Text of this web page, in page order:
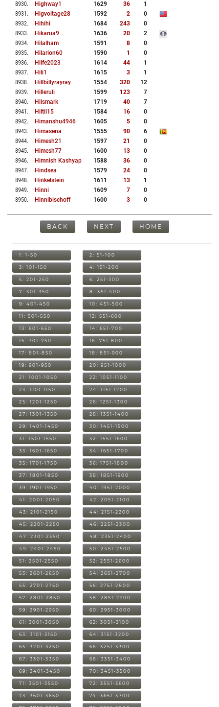
8930. Highway1 1629 36
1
8931 . Higvoltage28 1592 2
0
8932. Hihihi 1684 243
0
8933. Hikarua9 1636 20
2
8934. Hilalham 1591 8
0
8935. Hilarion60 1590 1
0
8936. Hilfe2023 1614 44
1
8937. Hili1 1615 3
1
8938. Hillbillyrayray 1554 320
12
8939. Hilleruli 1599 123
7
8940. Hilsmark 1719 40
7
8941 . Hiltil15 1584 16
0
8942. Himanshu4946 1605 5
0
8943. Himasena 1555 90
6
8944. Himesh21 1597 21
0
8945. Himesh77 1600 13
0
8946. Himnish Kashyap 1588 36
0
8947. Hindsea 1579 24
0
8948. Hinkelstein 1611 13
1
8949. Hinni 1609 7
0
8950. Hinnibischoff 1600 3 0
BACK NEXT HOME
1: 1-50 2: 51-100
3: 101-150 4: 151-200
5: 201-250 6: 251-300
7: 301-350 8: 351-400
9: 401-450 10: 451-500
11: 501-550 12: 551-600
13: 601-650 14: 651-700
15: 701-750 16: 751-800
17: 801-850 18: 851-900
19: 901-950 20: 951-1000
21: 1001-1050 22: 1051-1100
23: 1101-1150 24: 1151-1200
25: 1201-1250 26: 1251-1300
27: 1301-1350 28: 1351-1400
29: 1401-1450 30: 1451-1500
31: 1501-1550 32: 1551-1600
33: 1601-1650 34: 1651-1700
35: 1701-1750 36: 1751-1800
37: 1801-1850 38: 1851-1900
39: 1901-1950 40: 1951-2000
41: 2001-2050 42: 2051-2100
43: 2101-2150 44: 2151-2200
45: 2201-2250 46: 2251-2300
47: 2301-2350 48: 2351-2400
49: 2401-2450 50: 2451-2500
51: 2501-2550 52: 2551-2600
53: 2601-2650 54: 2651-2700
55: 2701-2750 56: 2751-2800
57: 2801-2850 58: 2851-2900
59: 2901-2950 60: 2951-3000
61: 3001-3050 62: 3051-3100
63: 3101-3150 64: 3151-3200
65: 3201-3250 66: 3251-3300
67: 3301-3350 68: 3351-3400
69: 3401-3450 70: 3451-3500
71: 3501-3550 72: 3551-3600
73: 3601-3650 74: 3651-3700